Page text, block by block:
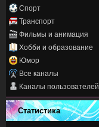
Спорт
Транспорт
Фильмы и анимация
Хобби и образование
Юмор
Все каналы
Каналы пользователей
Статистика